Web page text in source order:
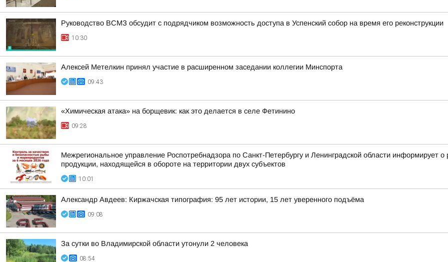
Руководство ВСМЗ обсудит с подрядчиком возможность доступа в Успенский собор на время его реконструкции
10:30
Алексей Метелкин принял участие в расширенном заседании коллегии Минспорта
09:43
«Химическая атака» на борщевик: как это делается в селе Фетинино
09:28
Межрегиональное управление Роспотребнадзора по Санкт-Петербургу и Ленинградской области информирует
продукции, находящейся в обороте на территории двух субъектов
10:01
Александр Авдеев: Киржачская типография: 95 лет истории, 15 лет уверенного подъёма
09:08
За сутки во Владимирской области утонули 2 человека
08:54